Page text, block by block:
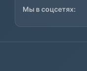
Мы в соцсетях: